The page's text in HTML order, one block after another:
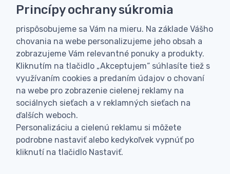
dobierku
Personalizácia
Vyrobíme Vám vlastný originálny darček
Skúsenosť
Široký sortiment, z ktorého Vám pomôžeme vybrať
Princípy ochrany súkromia
prispôsobujeme sa Vám na mieru. Na základe Vášho
chovania na webe personalizujeme jeho obsah a
zobrazujeme Vám relevantné ponuky a produkty.
Kliknutím na tlačidlo „Akceptujem“ súhlasíte tiež s
využívaním cookies a predaním údajov o chovaní
na webe pro zobrazenie cielenej reklamy na
sociálnych sieťach a v reklamných sieťach na
ďalších weboch.
Personalizáciu a cielenú reklamu si môžete
podrobne nastaviť alebo kedykoľvek vypnúť po
kliknutí na tlačidlo Nastaviť.